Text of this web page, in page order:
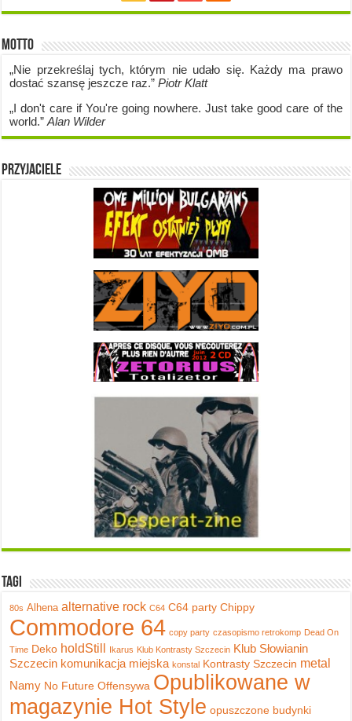
Motto
„Nie przekreślaj tych, którym nie udało się. Każdy ma prawo
dostać szansę jeszcze raz.”Piotr Klatt
„I don't care if You're going nowhere. Just take good care of the
world.”Alan Wilder
Przyjaciele
Tagi
80s Alhena alternative rock C64 C64 party Chippy
Commodore 64 copy party czasopismo retrokomp Dead On
Time Deko holdStill Ikarus Klub Kontrasty Szczecin Klub Słowianin
Szczecin komunikacja miejska konstal Kontrasty Szczecin metal
Namy No Future Offensywa Opublikowane w
magazynie Hot Style opuszczone budynki